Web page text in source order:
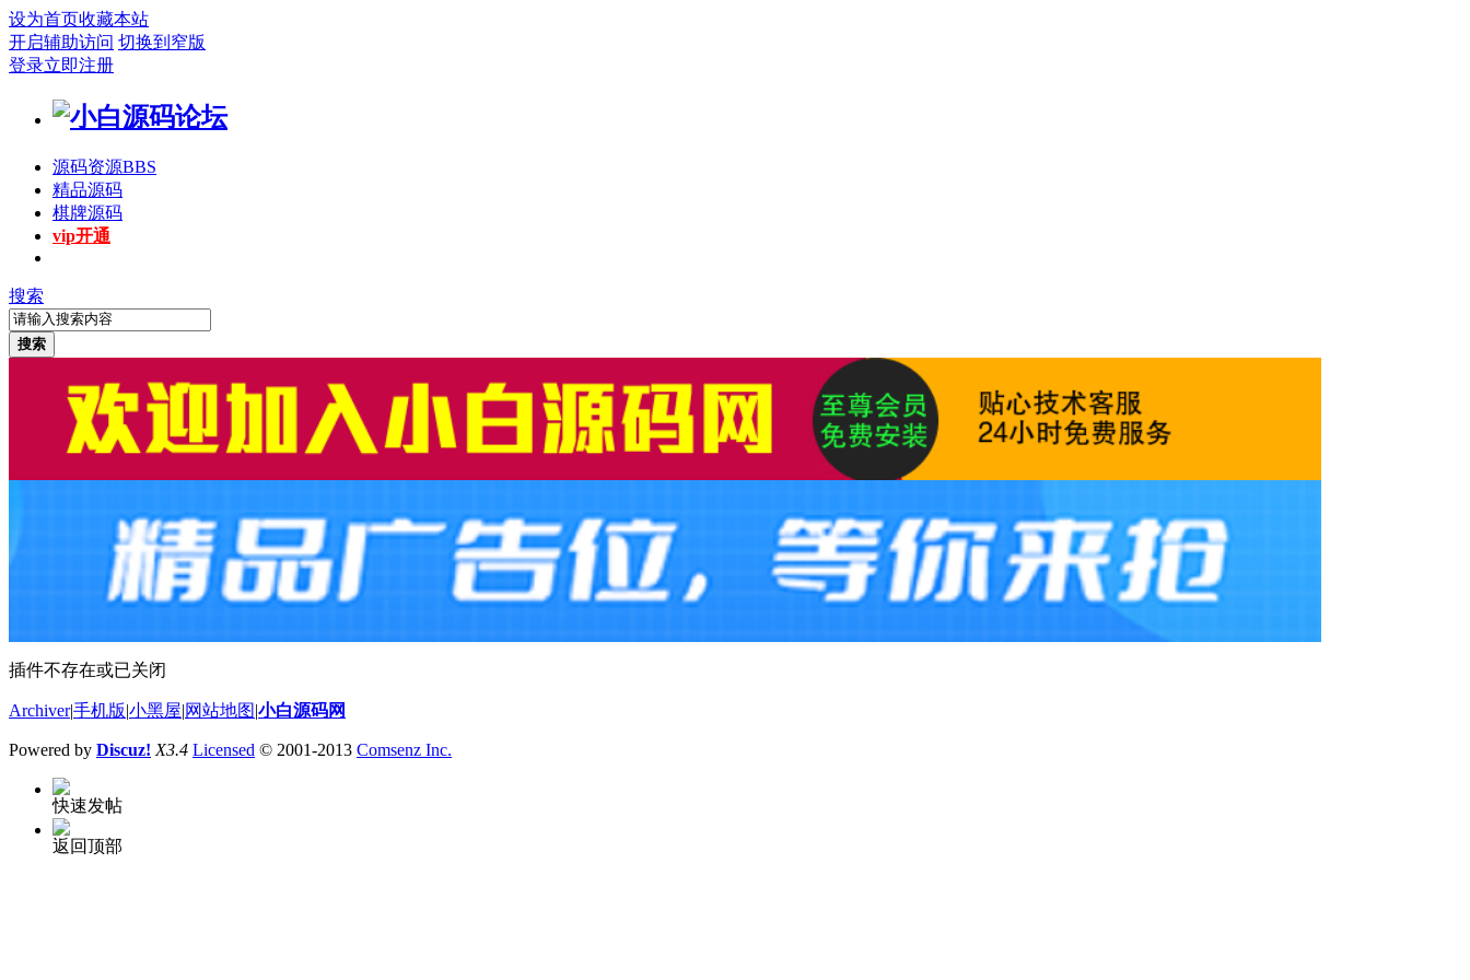
设为首页收藏本站
开启辅助访问 切换到窄版
登录立即注册
源码资源BBS
精品源码
棋牌源码
vip开通
搜索
搜索
插件不存在或已关闭
Archiver|手机版 小黑屋 网站地图 小白源码网
Powered by Discuz! X3.4 Licensed © 2001-2013 Comsenz Inc.
快速发帖
返回顶部